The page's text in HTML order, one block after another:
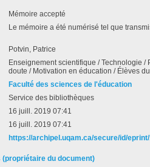
Mémoire accepté
Le mémoire a été numérisé tel que
Potvin, Patrice
Enseignement scientifique / Technologie /
doute / Motivation en éducation / Élèves
Faculté des sciences de l'éducation
Service des bibliothèques
16 juill. 2019 07:41
16 juill. 2019 07:41
https://archipel.uqam.ca/secure/id/
(propriétaire du document)